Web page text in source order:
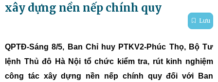
xây dựng nền nếp chính quy
Lưu
QPTĐ-Sáng 8/5, Ban Chỉ huy PTKV2-Phúc Thọ, Bộ Tư
lệnh Thủ đô Hà Nội tổ chức kiểm tra, rút kinh nghiệm
công tác xây dựng nền nếp chính quy đối với Ban